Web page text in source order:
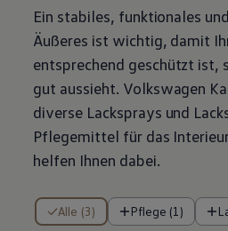
Ein stabiles, funktionales
Äußeres ist wichtig, damit
entsprechend geschützt ist,
gut aussieht. Volkswagen
diverse Lacksprays und
Pflegemittel für das
helfen Ihnen dabei.
Alle (3) Pflege (1)
3 von 3 Details